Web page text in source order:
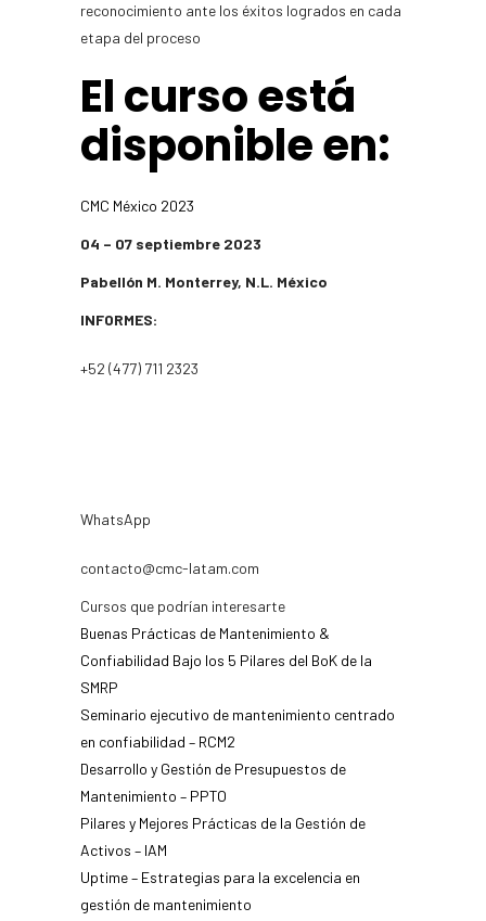
reconocimiento ante los éxitos logrados en cada
etapa del proceso
El curso está
disponible en:
CMC México 2023
04 – 07 septiembre 2023
Pabellón M. Monterrey, N.L. México
INFORMES:
+52 (477) 711 2323
WhatsApp
contacto@cmc-latam.com
Cursos que podrían interesarte
Buenas Prácticas de Mantenimiento &
Confiabilidad Bajo los 5 Pilares del BoK de la
SMRP
Seminario ejecutivo de mantenimiento centrado
en confiabilidad – RCM2
Desarrollo y Gestión de Presupuestos de
Mantenimiento – PPTO
Pilares y Mejores Prácticas de la Gestión de
Activos – IAM
Uptime – Estrategias para la excelencia en
gestión de mantenimiento